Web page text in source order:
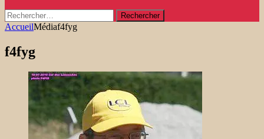
Rechercher :
AccueilMédiaf4fyg
f4fyg